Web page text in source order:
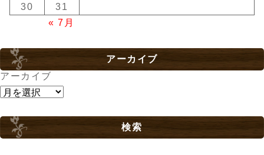
« 7月
30
31
アーカイブ
アーカイブ
検索